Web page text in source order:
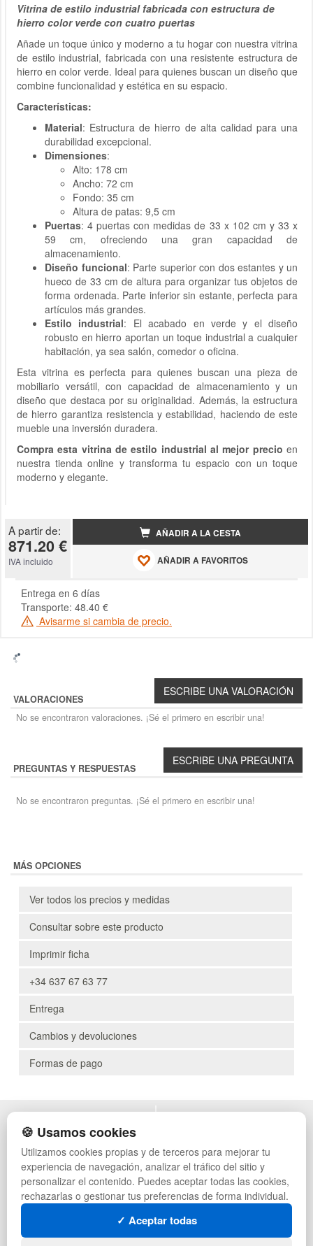
Vitrina de estilo industrial fabricada con estructura de
hierro color verde con cuatro puertas
Añade un toque único y moderno a tu hogar con nuestra vitrina
de estilo industrial, fabricada con una resistente estructura de
hierro en color verde. Ideal para quienes buscan un diseño que
combine funcionalidad y estética en su espacio.
Características:
Material: Estructura de hierro de alta calidad para una
durabilidad excepcional.
Dimensiones:
Alto: 178 cm
Ancho: 72 cm
Fondo: 35 cm
Altura de patas: 9,5 cm
Puertas: 4 puertas con medidas de 33 x 102 cm y 33 x
59 cm, ofreciendo una gran capacidad de
almacenamiento.
Diseño funcional: Parte superior con dos estantes y un
hueco de 33 cm de altura para organizar tus objetos de
forma ordenada. Parte inferior sin estante, perfecta para
artículos más grandes.
Estilo industrial: El acabado en verde y el diseño
robusto en hierro aportan un toque industrial a cualquier
habitación, ya sea salón, comedor o oficina.
Esta vitrina es perfecta para quienes buscan una pieza de
mobiliario versátil, con capacidad de almacenamiento y un
diseño que destaca por su originalidad. Además, la estructura
de hierro garantiza resistencia y estabilidad, haciendo de este
mueble una inversión duradera.
Compra esta vitrina de estilo industrial al mejor precio en
nuestra tienda online y transforma tu espacio con un toque
moderno y elegante.
A partir de:
871.20 €
IVA incluido
AÑADIR A LA CESTA
AÑADIR A FAVORITOS
Entrega en 6 días
Transporte: 48.40 €
Avisarme si cambia de precio.
VALORACIONES
No se encontraron valoraciones. ¡Sé el primero en escribir una!
PREGUNTAS Y RESPUESTAS
No se encontraron preguntas. ¡Sé el primero en escribir una!
MÁS OPCIONES
Ver todos los precios y medidas
Consultar sobre este producto
Imprimir ficha
+34 637 67 63 77
Entrega
Cambios y devoluciones
Formas de pago
POLÍTICA DE PRIVACIDAD
CONDICIONES DE USO
CAMBIOS Y DEVOLUCIONES
CONTACTO
QUIENES SOMOS
MAPA WEB
PREGUNTAS FRECUENTES
SÍGUENOS:
MUEBLES VINTAGE
MUEBLES HOSTELERÍA
SUMINISTROS HOSTELERÍA
TIENDA DE DEPORTES
LOTES DE NAVIDAD
GESTIÓN DE RESIDUOS
🍪 Usamos cookies
Utilizamos cookies propias y de terceros para mejorar tu
experiencia de navegación, analizar el tráfico del sitio y
personalizar el contenido. Puedes aceptar todas las cookies,
rechazarlas o gestionar tus preferencias de forma individual.
✓ Aceptar todas